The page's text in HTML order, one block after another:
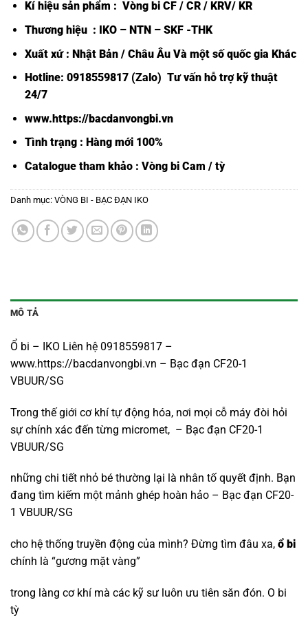
Kí hiệu sản phẩm : Vòng bi CF / CR / KRV/ KR
Thương hiệu : IKO – NTN – SKF -THK
Xuất xứ : Nhật Bản / Châu Âu Và một số quốc gia Khác
Hotline: 0918559817 (Zalo) Tư vấn hỗ trợ kỹ thuật
24/7
www.https://bacdanvongbi.vn
Tình trạng : Hàng mới 100%
Catalogue tham khảo : Vòng bi Cam / tỳ
Danh mục: VÒNG BI - BẠC ĐẠN IKO
MÔ TẢ
Ổ bi – IKO Liên hệ 0918559817 –
www.https://bacdanvongbi.vn – Bạc đạn CF20-1
VBUUR/SG
Trong thế giới cơ khí tự động hóa, nơi mọi cỗ máy đòi hỏi
sự chính xác đến từng micromet, – Bạc đạn CF20-1
VBUUR/SG
những chi tiết nhỏ bé thường lại là nhân tố quyết định. Bạn
đang tìm kiếm một mảnh ghép hoàn hảo – Bạc đạn CF20-
1 VBUUR/SG
cho hệ thống truyền động của mình? Đừng tìm đâu xa, ổ bi
chính là “gương mặt vàng”
trong làng cơ khí mà các kỹ sư luôn ưu tiên săn đón. O bi
tỳ